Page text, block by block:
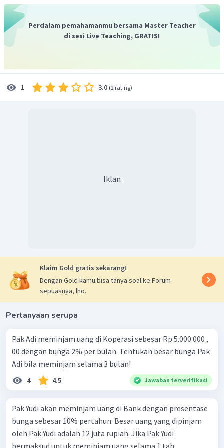
Perdalam pemahamanmu bersama Master Teacher
di sesi Live Teaching, GRATIS!
1 3.0 (2 rating)
Iklan
Klaim Gold gratis sekarang!
Dengan Gold kamu bisa tanya soal ke Forum
sepuasnya, lho.
Pertanyaan serupa
Pak Adi meminjam uang di Koperasi sebesar Rp 5.000.000 ,
00 dengan bunga 2% per bulan. Tentukan besar bunga Pak
Adi bila meminjam selama 3 bulan!
4 4.5 Jawaban terverifikasi
Pak Yudi akan meminjam uang di Bank dengan presentase
bunga sebesar 10% pertahun. Besar uang yang dipinjam
oleh Pak Yudi adalah 12 juta rupiah. Jika Pak Yudi